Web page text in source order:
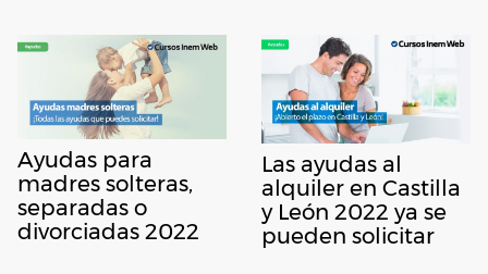
Ayudas para
madres solteras,
separadas o
divorciadas 2022
Las ayudas al
alquiler en Castilla
y León 2022 ya se
pueden solicitar